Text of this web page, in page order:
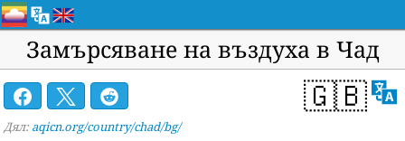
Замърсяване на въздуха в Чад
🇬🇧
Дял: aqicn.org/country/chad/bg/